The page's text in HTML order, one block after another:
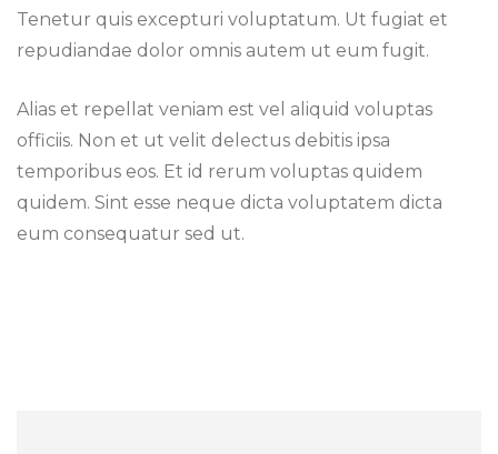
Tenetur quis excepturi voluptatum. Ut fugiat et
repudiandae dolor omnis autem ut eum fugit.
Alias et repellat veniam est vel aliquid voluptas
officiis. Non et ut velit delectus debitis ipsa
temporibus eos. Et id rerum voluptas quidem
quidem. Sint esse neque dicta voluptatem dicta
eum consequatur sed ut.